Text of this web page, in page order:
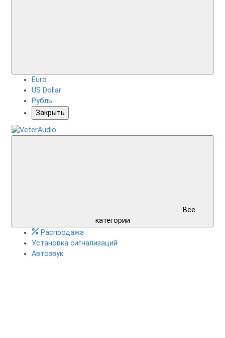
Euro
US Dollar
Рубль
Закрыть
Все
категории
Распродажа
Установка сигнализаций
Автозвук